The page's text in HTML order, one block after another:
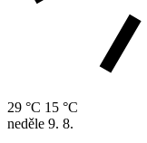
29 °C 15 °C
neděle 9. 8.